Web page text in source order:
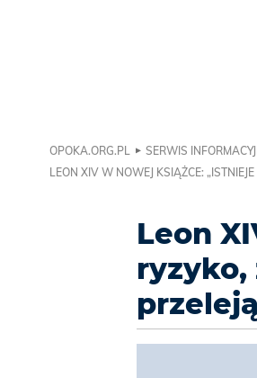
OPOKA.ORG.PL SERWIS
LEON XIV W NOWEJ KSIĄŻCE:
Leon
ryzyko,